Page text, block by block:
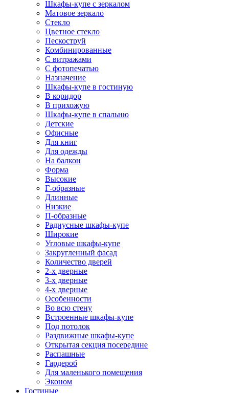
Шкафы-купе с зеркалом
Матовое зеркало
Стекло
Цветное стекло
Пескоструй
Комбинированные
С витражами
С фотопечатью
Назначение
Шкафы-купе в гостиную
В коридор
В прихожую
Шкафы-купе в спальню
Детские
Офисные
Для книг
Для одежды
На балкон
Форма
Высокие
Г-образные
Длинные
Низкие
П-образные
Радиусные шкафы-купе
Широкие
Угловые шкафы-купе
Закругленный фасад
Количество дверей
2-х дверные
3-х дверные
4-х дверные
Особенности
Во всю стену
Встроенные шкафы-купе
Под потолок
Раздвижные шкафы-купе
Открытая секция посередине
Распашные
Гардероб
Для маленького помещения
Эконом
Гостиные